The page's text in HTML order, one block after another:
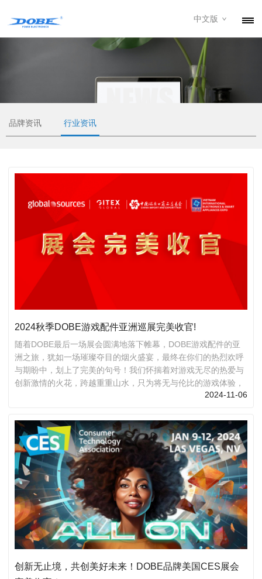
联系我们
经销商
中文版
品牌资讯 行业资讯
2024秋季DOBE游戏配件亚洲巡展完美收官!
随着DOBE最后一场展会圆满地落下帷幕，DOBE游戏配件的亚
洲之旅，犹如一场璀璨夺目的烟火盛宴，最终在你们的热烈欢呼
与期盼中，划上了完美的句号！我们怀揣着对游戏无尽的热爱与
创新激情的火花，跨越重重山水，只为将无与伦比的游戏体验，
精准地送达全球每一个热爱游戏的角落！ 金秋之际，DOBE于香
升级的游戏机配件阵容，每一件展品都璀璨夺目，深刻诠释了我
们对极致游戏体验的无限热忱与精益求精的匠人精神。我们倾心
于每一处细节的雕琢，只为引领玩家们步入一个前所未有的游戏
愉悦境界。 随后，我们踏上了征途，穿越千山万水，抵达中东的
璀璨瑰宝——迪拜，...
2024-11-06
创新无止境，共创美好未来！DOBE品牌美国CES展会